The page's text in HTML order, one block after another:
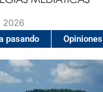
2026
pasando Opiniones